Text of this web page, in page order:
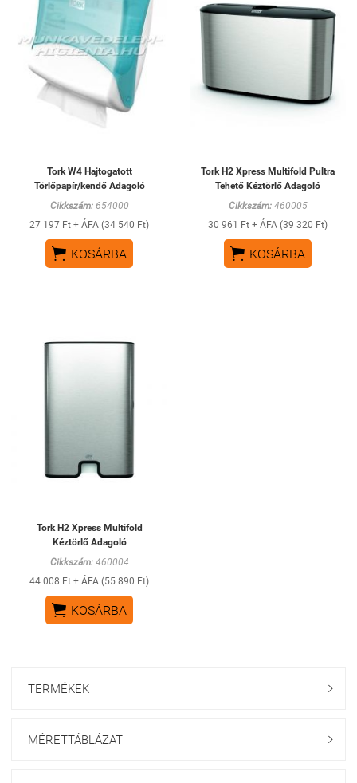
Tork W4 Hajtogatott
Törlőpapír/kendő Adagoló
Cikkszám:654000
27 197 Ft + ÁFA (34 540 Ft)
 KOSÁRBA
Tork H2 Xpress Multifold Pultra
Tehető Kéztörlő Adagoló
Cikkszám:460005
30 961 Ft + ÁFA (39 320 Ft)
 KOSÁRBA
Tork H2 Xpress Multifold
Kéztörlő Adagoló
Cikkszám:460004
44 008 Ft + ÁFA (55 890 Ft)
 KOSÁRBA
TERMÉKEK 
MÉRETTÁBLÁZAT 